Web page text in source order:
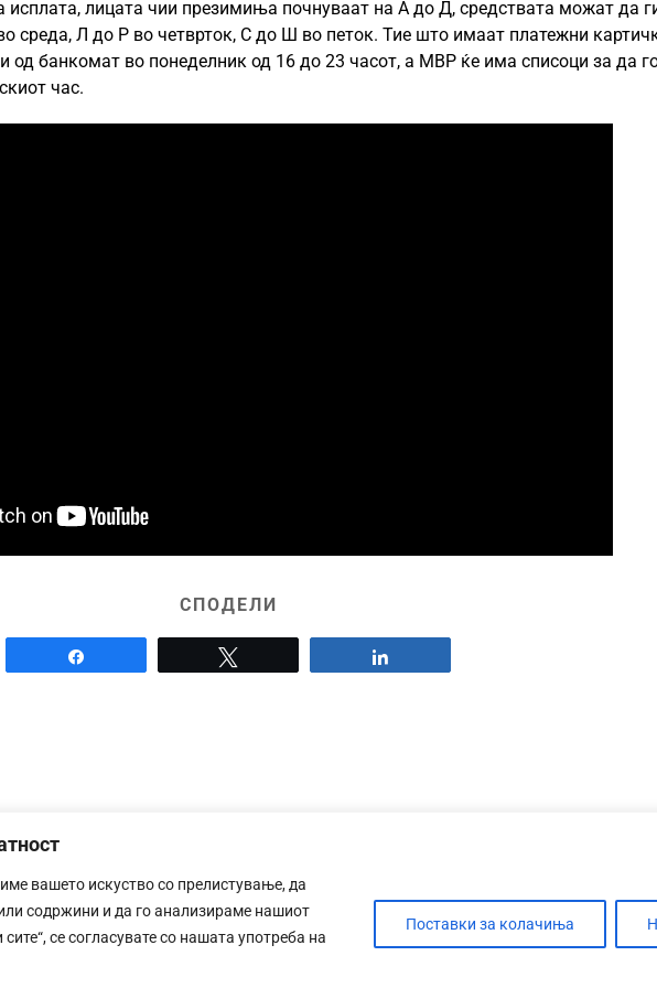
вашето искуство со прелистување, да
содржини и да го анализираме нашиот
се согласувате со нашата употреба на
Поставки за колачиња
исплата, лицата чии презимиња почнуваат на А до Д, средствата можат да
среда, Л до Р во четврток, С до Ш во петок. Тие што имаат платежни
од банкомат во понеделник од 16 до 23 часот, а МВР ќе има списоци за да
час.
СПОДЕЛИ